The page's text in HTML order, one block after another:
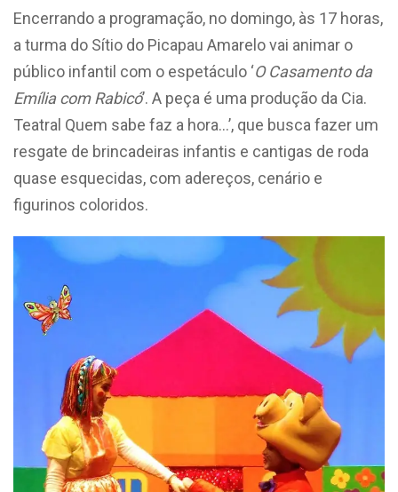
Encerrando a programação, no domingo, às 17 horas,
a turma do Sítio do Picapau Amarelo vai animar o
público infantil com o espetáculo ‘O Casamento da
Emília com Rabicó’. A peça é uma produção da Cia.
Teatral Quem sabe faz a hora…’, que busca fazer um
resgate de brincadeiras infantis e cantigas de roda
quase esquecidas, com adereços, cenário e
figurinos coloridos.